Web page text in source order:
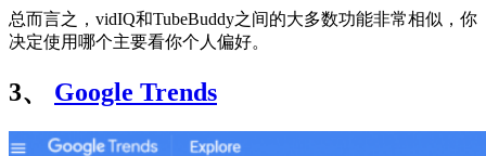
总而言之，vidIQ和TubeBuddy之间的大多数功能非常相似，你
决定使用哪个主要看你个人偏好。
3、 Google Trends